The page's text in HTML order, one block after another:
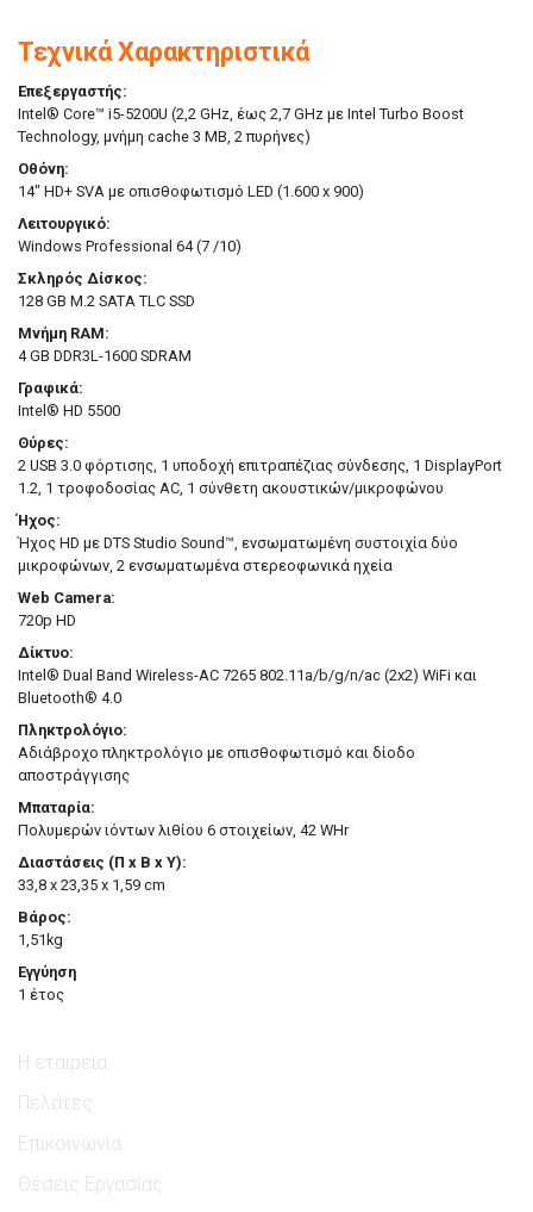
Τεχνικά Χαρακτηριστικά
Επεξεργαστής:
Intel® Core™ i5-5200U (2,2 GHz, έως 2,7 GHz με Intel Turbo Boost
Technology, μνήμη cache 3 MB, 2 πυρήνες)
Οθόνη:
14" HD+ SVA με οπισθοφωτισμό LED (1.600 x 900)
Λειτουργικό:
Windows Professional 64 (7 /10)
Σκληρός Δίσκος:
128 GB M.2 SATA TLC SSD
Μνήμη RAM:
4 GB DDR3L-1600 SDRAM
Γραφικά:
Intel® HD 5500
Θύρες:
2 USB 3.0 φόρτισης, 1 υποδοχή επιτραπέζιας σύνδεσης, 1 DisplayPort
1.2, 1 τροφοδοσίας AC, 1 σύνθετη ακουστικών/μικροφώνου
Ήχος:
Ήχος HD με DTS Studio Sound™, ενσωματωμένη συστοιχία δύο
μικροφώνων, 2 ενσωματωμένα στερεοφωνικά ηχεία
Web Camera:
720p HD
Δίκτυο:
Intel® Dual Band Wireless-AC 7265 802.11a/b/g/n/ac (2x2) WiFi και
Bluetooth® 4.0
Πληκτρολόγιο:
Αδιάβροχο πληκτρολόγιο με οπισθοφωτισμό και δίοδο
αποστράγγισης
Μπαταρία:
Πολυμερών ιόντων λιθίου 6 στοιχείων, 42 WHr
Διαστάσεις (Π x Β x Υ):
33,8 x 23,35 x 1,59 cm
Βάρος:
1,51kg
Εγγύηση
1 έτος
Η εταιρεία
Πελάτες
Επικοινωνία
Θέσεις Εργασίας